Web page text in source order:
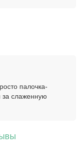
палочка-
за слаженную